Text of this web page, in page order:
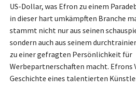
US-Dollar, was Efron zu einem
in dieser hart umkämpften Branche
stammt nicht nur aus seinen
sondern auch aus seinem
zu einer gefragten Persönlichkeit für
Werbepartnerschaften macht. Efrons
Geschichte eines talentierten